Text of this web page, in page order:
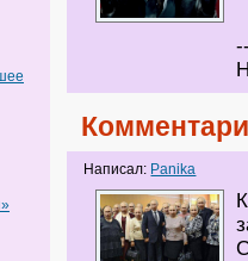
Написал: Panika